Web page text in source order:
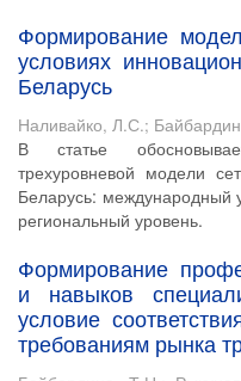
Формирование
условиях
Беларусь
Наливайко, Л.С.;
В статье
трехуровневой модели
Беларусь: международный
региональный уровень.
Формирование
и навыков
условие
требованиям рынка